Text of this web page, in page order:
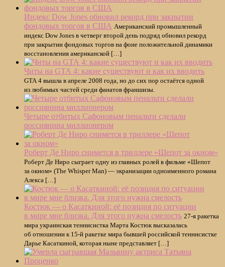
Индекс Dow Jones обновил рекорд при закрытии
фондовых торгов в США Американский промышленный
индекс Dow Jones в четверг второй день подряд обновил рекорд
при закрытии фондовых торгов на фоне положительной динамики
восстановления американской […]
Читы на GTA 4: какие существуют и как их вводить
GTA 4 вышла в апреле 2008 года, но до сих пор остаётся одной
из любимых частей среди фанатов франшизы.
Четыре отбитых Сафоновым пенальти сделали
россиянина миллионером
Роберт Де Ниро снимется в триллере «Шепот за окном»
Роберт Де Ниро сыграет одну из главных ролей в фильме «Шепот
за окном» (The Whisper Man) — экранизации одноименного романа
Алекса […]
Костюк — о Касаткиной: её позиция по ситуации
в мире мне близка. Для этого нужна смелость 27-я ракетка
мира украинская теннисистка Марта Костюк высказалась
об отношении к 15-й ракетке мира бывшей российской теннисистке
Дарье Касаткиной, которая ныне представляет […]